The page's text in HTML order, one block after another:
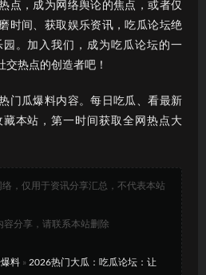
点，成为网络舆论的焦点，或者仅
时间、获取娱乐资讯，吃瓜论坛绝
。加入我们，成为吃瓜论坛的一
交热点的创造者吧！
门瓜爆料内容。每日吃瓜、看最新
本站，第一时间获取全网热点大
，仅用于资讯分享汇总，不代表本站
分享，请联系本站删除
料 » 2026热门大瓜：吃瓜论坛：让